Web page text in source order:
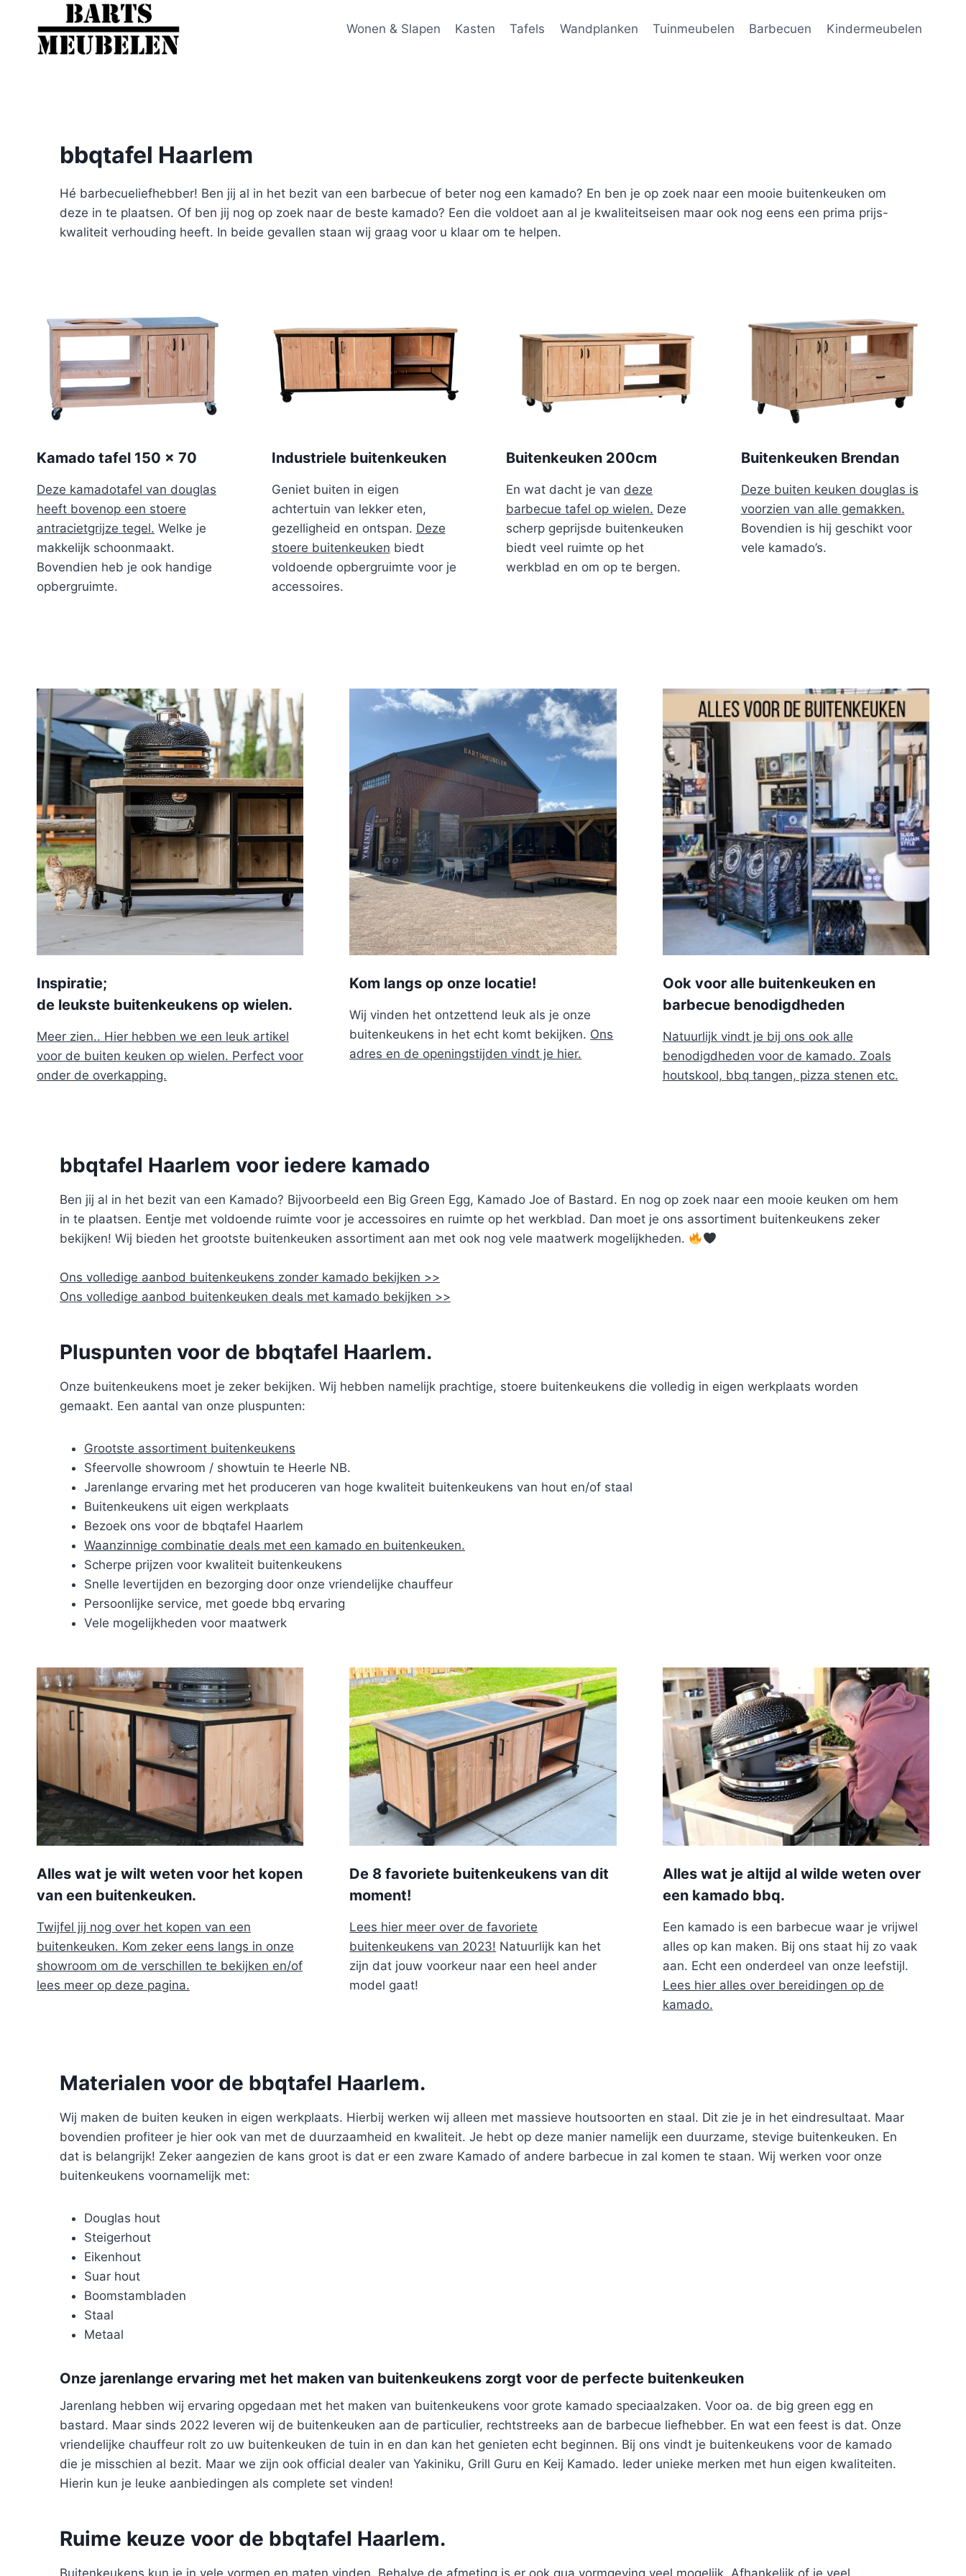
Wonen & Slapen Kasten Tafels Wandplanken Tuinmeubelen Barbecuen Kindermeubelen
bbqtafel Haarlem
Hé barbecueliefhebber! Ben jij al in het bezit van een barbecue of beter nog een kamado? En ben je op zoek naar een mooie buitenkeuken om
deze in te plaatsen. Of ben jij nog op zoek naar de beste kamado? Een die voldoet aan al je kwaliteitseisen maar ook nog eens een prima prijs-
kwaliteit verhouding heeft. In beide gevallen staan wij graag voor u klaar om te helpen.
Kamado tafel 150 x 70
Deze kamadotafel van douglas
heeft bovenop een stoere
antracietgrijze tegel. Welke je
makkelijk schoonmaakt.
Bovendien heb je ook handige
opbergruimte.
Industriele buitenkeuken
Geniet buiten in eigen
achtertuin van lekker eten,
gezelligheid en ontspan. Deze
stoere buitenkeuken biedt
voldoende opbergruimte voor je
accessoires.
Buitenkeuken 200cm
En wat dacht je van deze
barbecue tafel op wielen. Deze
scherp geprijsde buitenkeuken
biedt veel ruimte op het
werkblad en om op te bergen.
Buitenkeuken Brendan
Deze buiten keuken douglas is
voorzien van alle gemakken.
Bovendien is hij geschikt voor
vele kamado’s.
Inspiratie;
de leukste buitenkeukens op wielen.
Meer zien.. Hier hebben we een leuk artikel
voor de buiten keuken op wielen. Perfect voor
onder de overkapping.
Kom langs op onze locatie!
Wij vinden het ontzettend leuk als je onze
buitenkeukens in het echt komt bekijken. Ons
adres en de openingstijden vindt je hier.
Ook voor alle buitenkeuken en
barbecue benodigdheden
Natuurlijk vindt je bij ons ook alle
benodigdheden voor de kamado. Zoals
houtskool, bbq tangen, pizza stenen etc.
bbqtafel Haarlem voor iedere kamado
Ben jij al in het bezit van een Kamado? Bijvoorbeeld een Big Green Egg, Kamado Joe of Bastard. En nog op zoek naar een mooie keuken om hem
in te plaatsen. Eentje met voldoende ruimte voor je accessoires en ruimte op het werkblad. Dan moet je ons assortiment buitenkeukens zeker
bekijken! Wij bieden het grootste buitenkeuken assortiment aan met ook nog vele maatwerk mogelijkheden.
Ons volledige aanbod buitenkeukens zonder kamado bekijken >>
Ons volledige aanbod buitenkeuken deals met kamado bekijken >>
Pluspunten voor de bbqtafel Haarlem.
Onze buitenkeukens moet je zeker bekijken. Wij hebben namelijk prachtige, stoere buitenkeukens die volledig in eigen werkplaats worden
gemaakt. Een aantal van onze pluspunten:
Grootste assortiment buitenkeukens
Sfeervolle showroom / showtuin te Heerle NB.
Jarenlange ervaring met het produceren van hoge kwaliteit buitenkeukens van hout en/of staal
Buitenkeukens uit eigen werkplaats
Bezoek ons voor de bbqtafel Haarlem
Waanzinnige combinatie deals met een kamado en buitenkeuken.
Scherpe prijzen voor kwaliteit buitenkeukens
Snelle levertijden en bezorging door onze vriendelijke chauffeur
Persoonlijke service, met goede bbq ervaring
Vele mogelijkheden voor maatwerk
Alles wat je wilt weten voor het kopen
van een buitenkeuken.
Twijfel jij nog over het kopen van een
buitenkeuken. Kom zeker eens langs in onze
showroom om de verschillen te bekijken en/of
lees meer op deze pagina.
De 8 favoriete buitenkeukens van dit
moment!
Lees hier meer over de favoriete
buitenkeukens van 2023! Natuurlijk kan het
zijn dat jouw voorkeur naar een heel ander
model gaat!
Alles wat je altijd al wilde weten over
een kamado bbq.
Een kamado is een barbecue waar je vrijwel
alles op kan maken. Bij ons staat hij zo vaak
aan. Echt een onderdeel van onze leefstijl.
Lees hier alles over bereidingen op de
kamado.
Materialen voor de bbqtafel Haarlem.
Wij maken de buiten keuken in eigen werkplaats. Hierbij werken wij alleen met massieve houtsoorten en staal. Dit zie je in het eindresultaat. Maar
bovendien profiteer je hier ook van met de duurzaamheid en kwaliteit. Je hebt op deze manier namelijk een duurzame, stevige buitenkeuken. En
dat is belangrijk! Zeker aangezien de kans groot is dat er een zware Kamado of andere barbecue in zal komen te staan. Wij werken voor onze
buitenkeukens voornamelijk met:
Douglas hout
Steigerhout
Eikenhout
Suar hout
Boomstambladen
Staal
Metaal
Onze jarenlange ervaring met het maken van buitenkeukens zorgt voor de perfecte buitenkeuken
Jarenlang hebben wij ervaring opgedaan met het maken van buitenkeukens voor grote kamado speciaalzaken. Voor oa. de big green egg en
bastard. Maar sinds 2022 leveren wij de buitenkeuken aan de particulier, rechtstreeks aan de barbecue liefhebber. En wat een feest is dat. Onze
vriendelijke chauffeur rolt zo uw buitenkeuken de tuin in en dan kan het genieten echt beginnen. Bij ons vindt je buitenkeukens voor de kamado
die je misschien al bezit. Maar we zijn ook official dealer van Yakiniku, Grill Guru en Keij Kamado. Ieder unieke merken met hun eigen kwaliteiten.
Hierin kun je leuke aanbiedingen als complete set vinden!
Ruime keuze voor de bbqtafel Haarlem.
Buitenkeukens kun je in vele vormen en maten vinden. Behalve de afmeting is er ook qua vormgeving veel mogelijk. Afhankelijk of je veel